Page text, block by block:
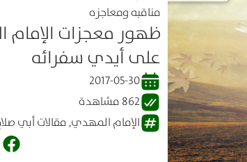
مناقبه ومعاجزه
ظهور معجزات الإمام
على أيدي سفرائه
2017-05-30
862 مشاهدة
الإمام المهدي,مقالات أبي